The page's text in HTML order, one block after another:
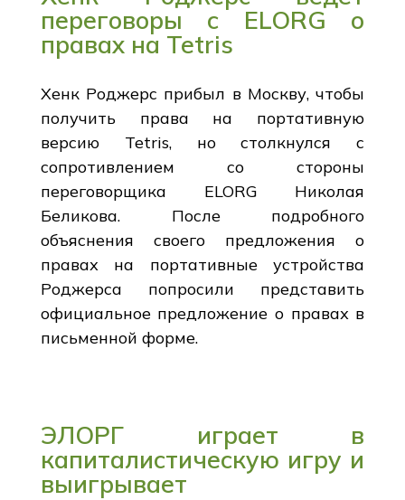
переговоры с ELORG о
правах на Tetris
Хенк Роджерс прибыл в Москву, чтобы
получить права на портативную
версию Tetris, но столкнулся с
сопротивлением со стороны
переговорщика ELORG Николая
Беликова. После подробного
объяснения своего предложения о
правах на портативные устройства
Роджерса попросили представить
официальное предложение о правах в
письменной форме.
ЭЛОРГ играет в
капиталистическую игру и
выигрывает